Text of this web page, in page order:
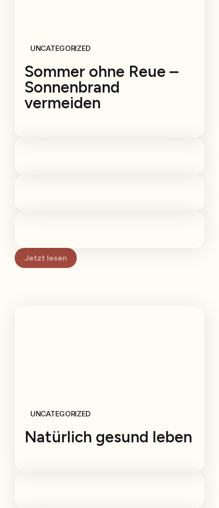
UNCATEGORIZED
Sommer ohne Reue –
Sonnenbrand
vermeiden
Jetzt lesen
UNCATEGORIZED
Natürlich gesund leben